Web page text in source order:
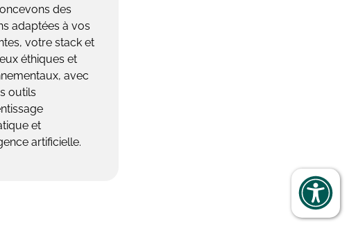
des
adaptées à vos
votre stack et
éthiques et
avec
outils
et
artificielle.